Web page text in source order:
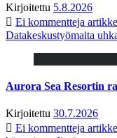
Kirjoitettu 5.8.2026
Ei kommentteja
Datakeskustyömaita
Aurora Sea Resortin
Kirjoitettu 30.7.2026
Ei kommentteja